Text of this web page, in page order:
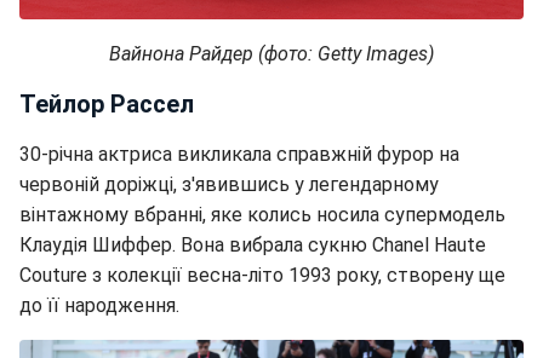
Вайнона Райдер (фото: Getty Images)
Тейлор Рассел
30-річна актриса викликала справжній фурор на
червоній доріжці, з'явившись у легендарному
вінтажному вбранні, яке колись носила супермодель
Клаудія Шиффер. Вона вибрала сукню Chanel Haute
Couture з колекції весна-літо 1993 року, створену ще
до її народження.